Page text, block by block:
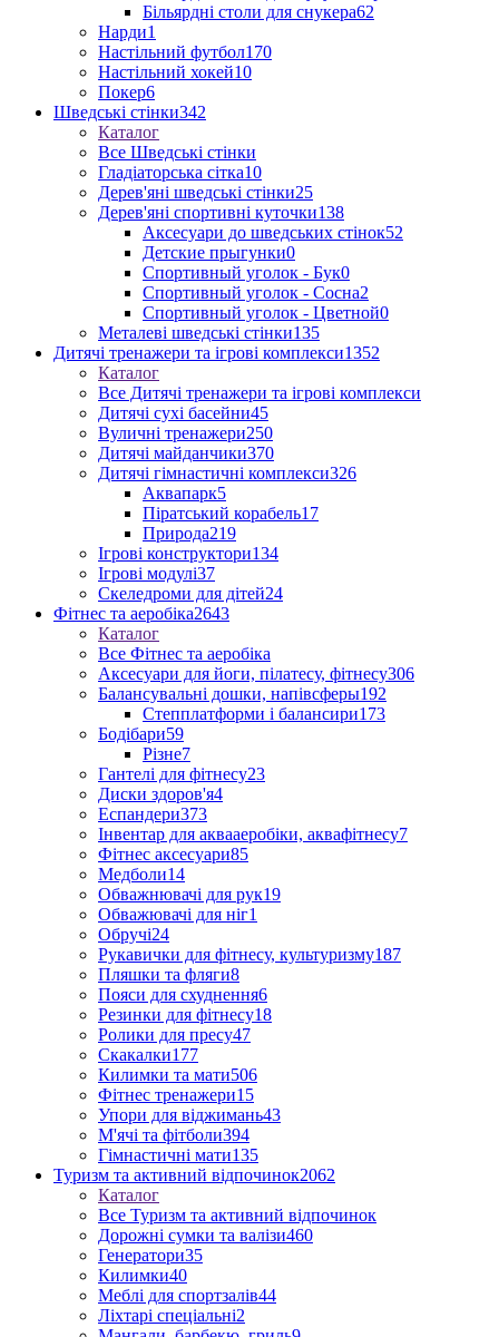
Більярдні столи для снукера62
Нарди1
Настільний футбол170
Настільний хокей10
Покер6
Шведські стінки342
Каталог
Все Шведські стінки
Гладіаторська сітка10
Дерев'яні шведські стінки25
Дерев'яні спортивні куточки138
Аксесуари до шведських стінок52
Детские прыгунки0
Спортивный уголок - Бук0
Спортивный уголок - Сосна2
Спортивный уголок - Цветной0
Металеві шведські стінки135
Дитячі тренажери та ігрові комплекси1352
Каталог
Все Дитячі тренажери та ігрові комплекси
Дитячі сухі басейни45
Вуличні тренажери250
Дитячі майданчики370
Дитячі гімнастичні комплекси326
Аквапарк5
Піратський корабель17
Природа219
Ігрові конструктори134
Ігрові модулі37
Скеледроми для дітей24
Фітнес та аеробіка2643
Каталог
Все Фітнес та аеробіка
Аксесуари для йоги, пілатесу, фітнесу306
Балансувальні дошки, напівсферы192
Степплатформи і балансири173
Бодібари59
Різне7
Гантелі для фітнесу23
Диски здоров'я4
Еспандери373
Інвентар для аквааеробіки, аквафітнесу7
Фітнес аксесуари85
Медболи14
Обважнювачі для рук19
Обважювачі для ніг1
Обручі24
Рукавички для фітнесу, культуризму187
Пляшки та фляги8
Пояси для схуднення6
Резинки для фітнесу18
Ролики для пресу47
Скакалки177
Килимки та мати506
Фітнес тренажери15
Упори для віджимань43
М'ячі та фітболи394
Гімнастичні мати135
Туризм та активний відпочинок2062
Каталог
Все Туризм та активний відпочинок
Дорожні сумки та валізи460
Генератори35
Килимки40
Меблі для спортзалів44
Ліхтарі спеціальні2